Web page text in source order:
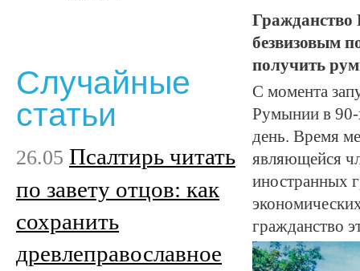
Гражданство
безвизовым
получить
С момента
Румынии в 90-
день. Время
являющейся
иностранных
гражданство
Случайные
статьи
26.05 Псалтирь читать
по завету отцов: как
сохранить
древлеправославное